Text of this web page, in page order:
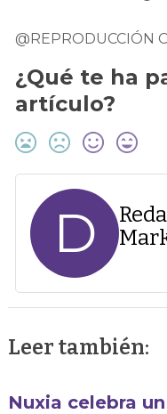
@REPRODUCCIÓN
¿Qué te ha
artículo?
D
Leer también:
Nuxia celebra